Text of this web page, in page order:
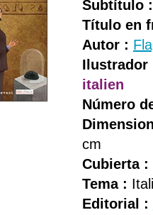
Subtítulo :
Título en
Autor :
Ilustrador
italien
Número
cm
Cubierta :
Tema :
Editorial :